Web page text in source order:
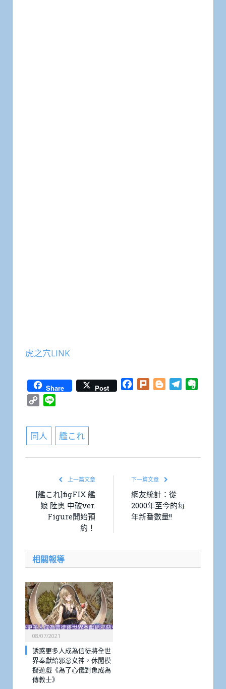
虎之穴LINK
Share Post Facebook
Plurk BloggerTelegram
Copy
同人 艦これ
上一篇文章
[艦これ]figFIX 艦
娘 陸奥 中破ver.
Figure開始預
約！
下一篇文章
網友統計：從
2000年至今的每
年新番數量!!
相關報導
08/07/2021
誘惑更多人成為信徒將全世
界奉獻給邪惡女神，休閒模
擬遊戲《為了心儀對象成為
傳教士》